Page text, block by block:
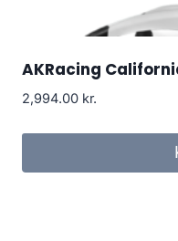
AKRacing
2,994.00 kr.